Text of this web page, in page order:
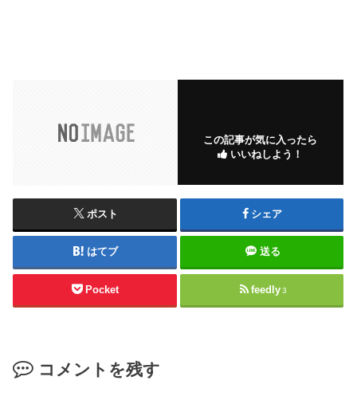
この記事が気に入ったら
いいねしよう！
ポスト シェア
はてブ 送る
Pocket feedly 3
コメントを残す